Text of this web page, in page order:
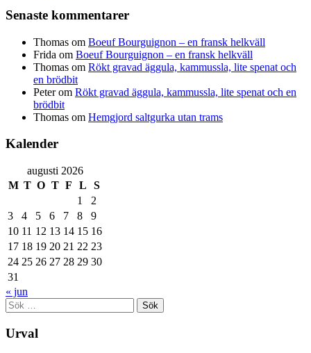
Senaste kommentarer
Thomas om Boeuf Bourguignon – en fransk helkväll
Frida om Boeuf Bourguignon – en fransk helkväll
Thomas om Rökt gravad äggula, kammussla, lite spenat och
en brödbit
Peterom Rökt gravad äggula, kammussla, lite spenat och en
brödbit
Thomas om Hemgjord saltgurka utan trams
Kalender
augusti 2026
M T O T F L
S
1
2
3
4 5 6 7 8
9
10 11 12 13 14 15 16
17 18 19 20 21 22 23
24 25 26 27 28 29 30
31
« jun
Sök
efter:
Urval